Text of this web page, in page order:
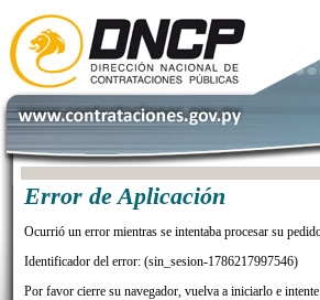
Error de Aplicación
Ocurrió un error mientras se intentaba procesar su
Identificador del error: (sin_sesion-1786217997546)
Por favor cierre su navegador, vuelva a iniciarlo e